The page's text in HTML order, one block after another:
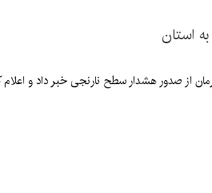
استان
صدور هشدار سطح نارنجی خبر داد و اعلام